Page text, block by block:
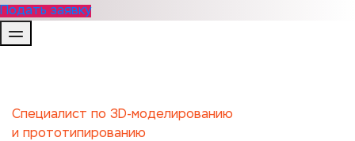
Подать заявку
Специалист по 3D-моделированию
и прототипированию